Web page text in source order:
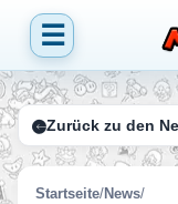
☰
Zurück zu den
Startseite/News/